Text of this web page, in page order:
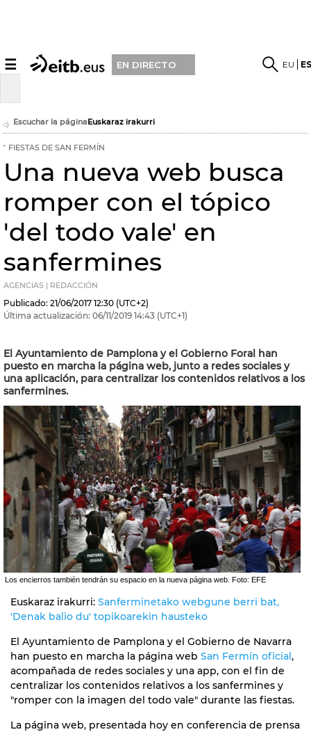
☰ EN DIRECTO EU
Escuchar la páginaEuskaraz irakurri
FIESTAS DE SAN FERMÍN
Una nueva web busca
romper con el tópico
'del todo vale' en
sanfermines
AGENCIAS | REDACCIÓN
Publicado: 21/06/2017 12:30 (UTC+2)
Última actualización: 06/11/2019 14:43 (UTC+1)
El Ayuntamiento de Pamplona y el Gobierno Foral han
puesto en marcha la página web, junto a redes sociales y
una aplicación, para centralizar los contenidos relativos a los
sanfermines.
Los encierros también tendrán su espacio en la nueva página web. Foto: EFE
Euskaraz irakurri: Sanferminetako webgune berri bat,
'Denak balio du' topikoarekin hausteko
El Ayuntamiento de Pamplona y el Gobierno de Navarra
han puesto en marcha la página web San Fermín oficial,
acompañada de redes sociales y una app, con el fin de
centralizar los contenidos relativos a los sanfermines y
"romper con la imagen del todo vale" durante las fiestas.
La página web, presentada hoy en conferencia de prensa